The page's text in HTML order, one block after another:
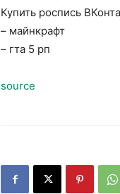
Купить роспись
– майнкрафт
– гта 5 рп
source